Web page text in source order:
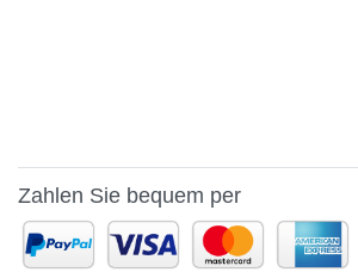
Zahlen Sie bequem per